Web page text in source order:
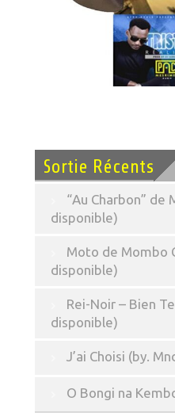
Sortie Récents
“Au Charbon” de
disponible)
Moto de Mombo
disponible)
Rei-Noir – Bien
disponible)
J’ai Choisi (by.
O Bongi na